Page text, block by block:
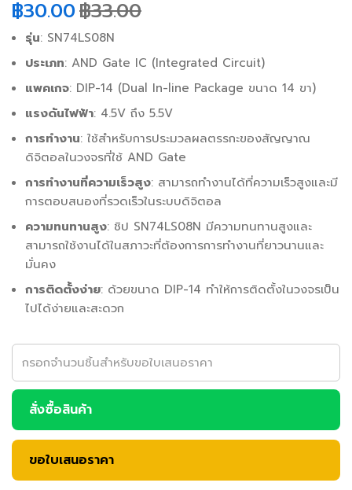
฿30.00฿33.00
รุ่น: SN74LS08N
ประเภท: AND Gate IC (Integrated Circuit)
แพคเกจ: DIP-14 (Dual In-line Package ขนาด 14 ขา)
แรงดันไฟฟ้า: 4.5V ถึง 5.5V
การทำงาน: ใช้สำหรับการประมวลผลตรรกะของสัญญาณ
ดิจิตอลในวงจรที่ใช้ AND Gate
การทำงานที่ความเร็วสูง: สามารถทำงานได้ที่ความเร็วสูงและมี
การตอบสนองที่รวดเร็วในระบบดิจิตอล
ความทนทานสูง: ชิป SN74LS08N มีความทนทานสูงและ
สามารถใช้งานได้ในสภาวะที่ต้องการการทำงานที่ยาวนานและ
มั่นคง
การติดตั้งง่าย: ด้วยขนาด DIP-14 ทำให้การติดตั้งในวงจรเป็น
ไปได้ง่ายและสะดวก
สั่งซื้อสินค้า
ขอใบเสนอราคา